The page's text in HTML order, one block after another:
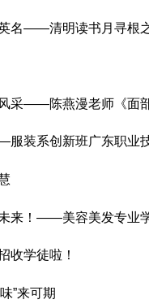
名——清明读书月寻根
采——陈燕漫老师《面
装系创新班广东职业
来！——美容美发专业
收学徒啦！
”来可期